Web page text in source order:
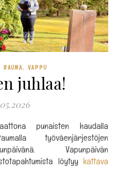
RAUMA, VAPPU
juhlaa!
työväenjärjestöjen
Vapunpäivän
löytyy kattava